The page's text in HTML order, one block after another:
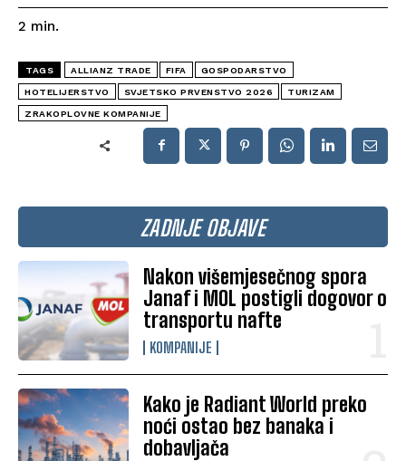
ZADNJE OBJAVE
Nakon višemjesečnog spora
Janaf i MOL postigli dogovor o
transportu nafte
KOMPANIJE
Kako je Radiant World preko
noći ostao bez banaka i
dobavljača
2 min.
TAGS ALLIANZ TRADE FIFA GOSPODARSTVO
HOTELIJERSTVO SVJETSKO PRVENSTVO 2026 TURIZAM
ZRAKOPLOVNE KOMPANIJE